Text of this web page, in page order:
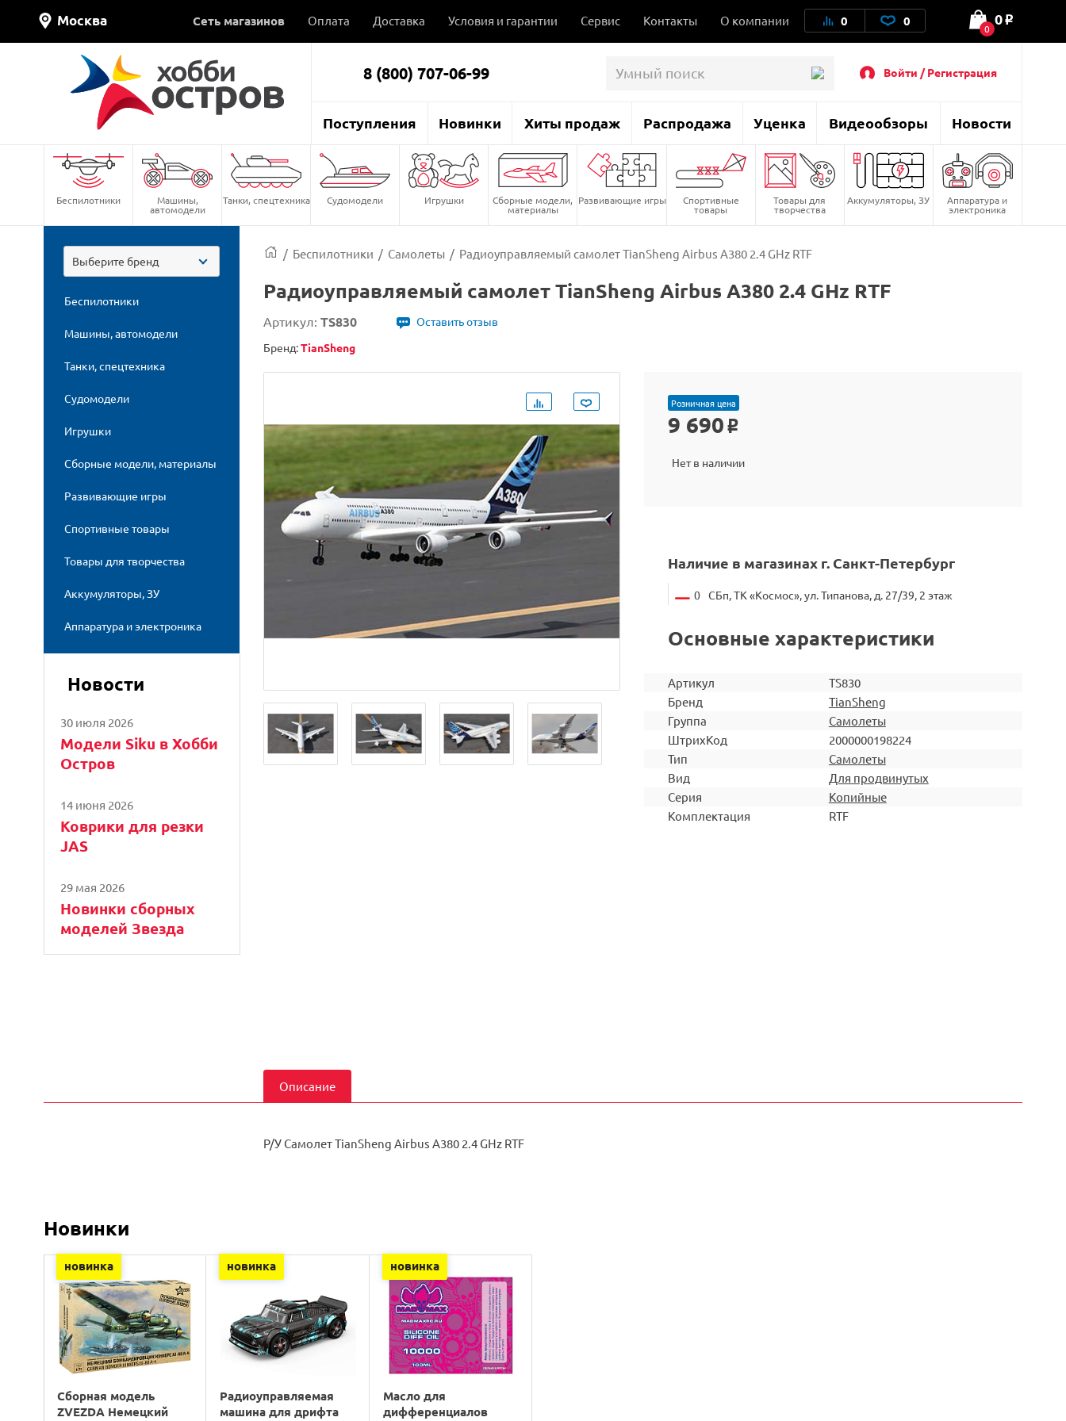
Москва Сеть магазинов Оплата Доставка Условия и гарантии Сервис Контакты О компании 0 0 0
0 o
8 (800) 707-06-99 Войти / Регистрация
Поступления Новинки Хиты продаж Распродажа Уценка Видеообзоры Новости
Беспилотники Машины,
автомодели
Танки, спецтехника Судомодели Игрушки Сборные модели,
материалы
Развивающие игры Спортивные
товары
Товары для
творчества
Аккумуляторы, ЗУ Аппаратура и
электроника
Выберите бренд
Беспилотники
Машины, автомодели
Танки, спецтехника
Судомодели
Игрушки
Сборные модели, материалы
Развивающие игры
Спортивные товары
Товары для творчества
Аккумуляторы, ЗУ
Аппаратура и электроника
Новости
30 июля 2026
Модели Siku в Хобби
Остров
14 июня 2026
Коврики для резки
JAS
29 мая 2026
Новинки сборных
моделей Звезда
/ Беспилотники / Самолеты / Радиоуправляемый самолет TianSheng Airbus А380 2.4 GHz RTF
Радиоуправляемый самолет TianSheng Airbus А380 2.4 GHz RTF
Артикул: TS830
Оставить отзыв
Бренд:TianSheng
Розничная цена
9 690 o
Нет в наличии
Наличие в магазинах г. Санкт-Петербург
0 СБп, ТК «Космос», ул. Типанова, д. 27/39, 2 этаж
Основные характеристики
Артикул
TS830
Бренд
TianSheng
Группа
Самолеты
ШтрихКод
2000000198224
Тип
Самолеты
Вид
Для продвинутых
Серия
Копийные
Комплектация
RTF
Описание
Р/У Самолет TianSheng Airbus А380 2.4 GHz RTF
Новинки
новинка
Сборная модель
ZVEZDA Немецкий
новинка
Радиоуправляемая
машина для дрифта
новинка
Масло для
дифференциалов